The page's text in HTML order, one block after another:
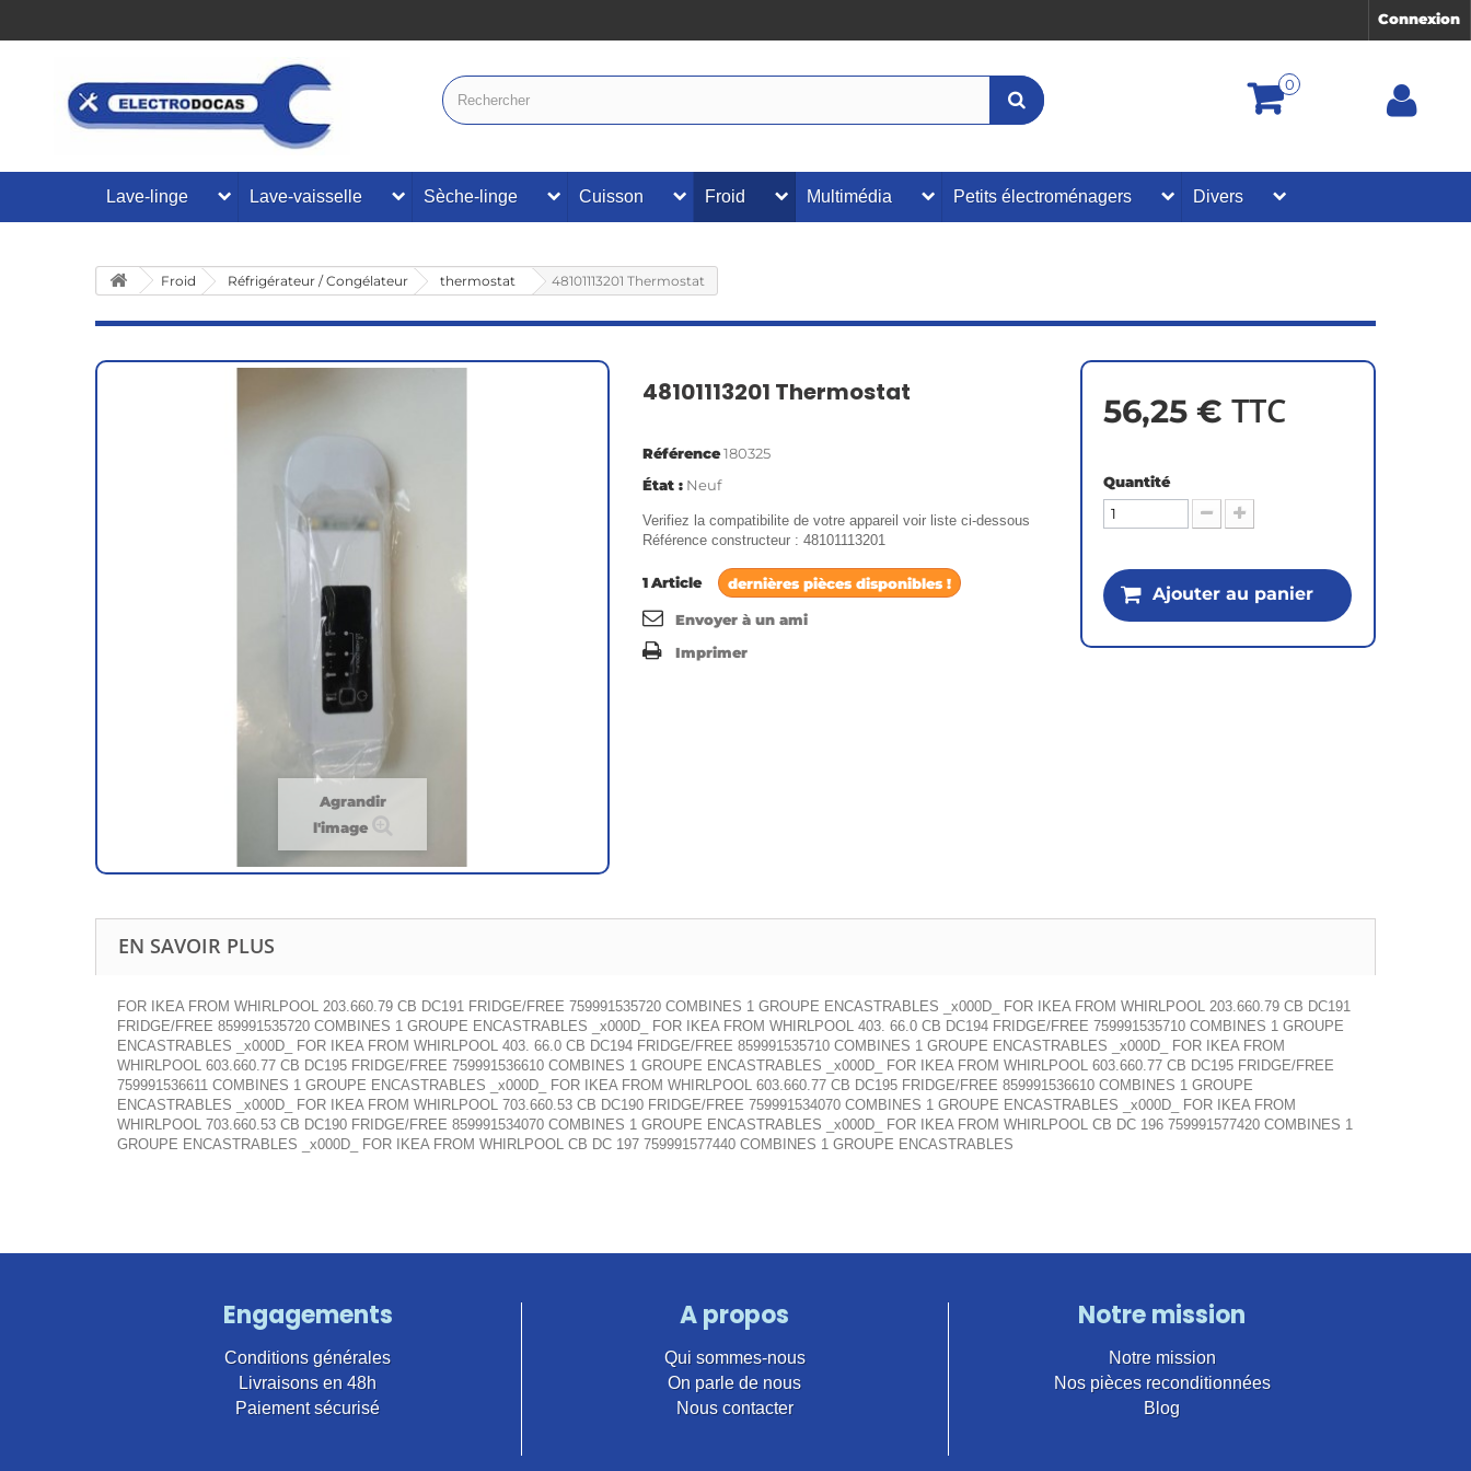
Connexion
0
Lave-linge Lave-vaisselle Sèche-linge Cuisson Froid Multimédia Petits électroménagers Divers
Froid Réfrigérateur / Congélateur thermostat 48101113201 Thermostat
Agrandir
l'image
48101113201 Thermostat
Référence180325
État : Neuf
Verifiez la compatibilite de votre appareil voir liste ci-dessous
Référence constructeur : 48101113201
1Article dernières pièces disponibles !
Envoyer à un ami
Imprimer
56,25 € TTC
Quantité
Ajouter au panier
EN SAVOIR PLUS
FOR IKEA FROM WHIRLPOOL 203.660.79 CB DC191 FRIDGE/FREE 759991535720 COMBINES 1 GROUPE ENCASTRABLES _x000D_ FOR IKEA FROM WHIRLPOOL 203.660.79 CB DC191
FRIDGE/FREE 859991535720 COMBINES 1 GROUPE ENCASTRABLES _x000D_ FOR IKEA FROM WHIRLPOOL 403. 66.0 CB DC194 FRIDGE/FREE 759991535710 COMBINES 1 GROUPE
ENCASTRABLES _x000D_ FOR IKEA FROM WHIRLPOOL 403. 66.0 CB DC194 FRIDGE/FREE 859991535710 COMBINES 1 GROUPE ENCASTRABLES _x000D_ FOR IKEA FROM
WHIRLPOOL 603.660.77 CB DC195 FRIDGE/FREE 759991536610 COMBINES 1 GROUPE ENCASTRABLES _x000D_ FOR IKEA FROM WHIRLPOOL 603.660.77 CB DC195 FRIDGE/FREE
759991536611 COMBINES 1 GROUPE ENCASTRABLES _x000D_ FOR IKEA FROM WHIRLPOOL 603.660.77 CB DC195 FRIDGE/FREE 859991536610 COMBINES 1 GROUPE
ENCASTRABLES _x000D_ FOR IKEA FROM WHIRLPOOL 703.660.53 CB DC190 FRIDGE/FREE 759991534070 COMBINES 1 GROUPE ENCASTRABLES _x000D_ FOR IKEA FROM
WHIRLPOOL 703.660.53 CB DC190 FRIDGE/FREE 859991534070 COMBINES 1 GROUPE ENCASTRABLES _x000D_ FOR IKEA FROM WHIRLPOOL CB DC 196 759991577420 COMBINES 1
GROUPE ENCASTRABLES _x000D_ FOR IKEA FROM WHIRLPOOL CB DC 197 759991577440 COMBINES 1 GROUPE ENCASTRABLES
Engagements
Conditions générales
Livraisons en 48h
Paiement sécurisé
A propos
Qui sommes-nous
On parle de nous
Nous contacter
Notre mission
Notre mission
Nos pièces reconditionnées
Blog